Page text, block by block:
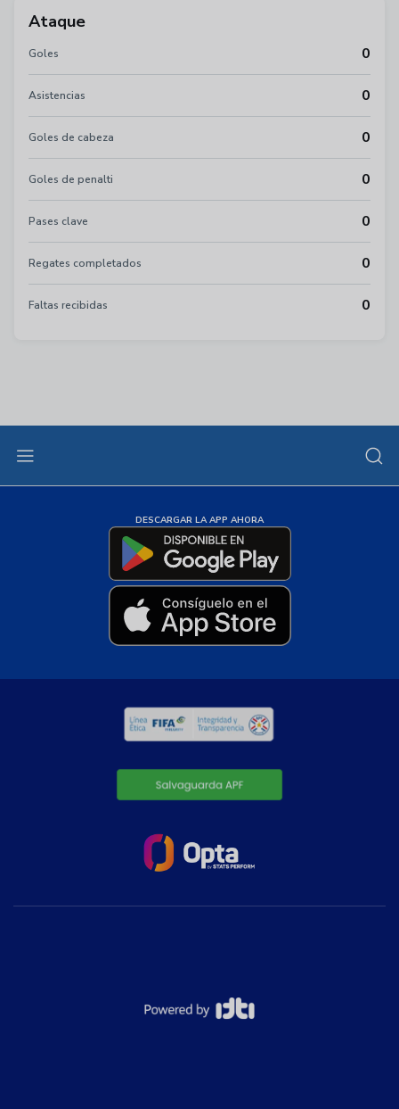
Ataque
Goles 0
Asistencias 0
Goles de cabeza 0
Goles de penalti 0
Pases clave 0
Regates completados 0
Faltas recibidas 0
DESCARGAR LA APP AHORA